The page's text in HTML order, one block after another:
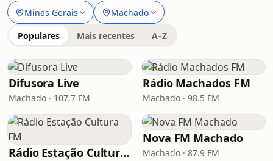
Minas Gerais Machado
Populares Mais recentes A–Z
Difusora Live
Machado · 107.7 FM
Rádio Machados FM
Machado · 98.5 FM
Rádio Estação Cultura FM
Nova FM Machado
Machado · 87.9 FM